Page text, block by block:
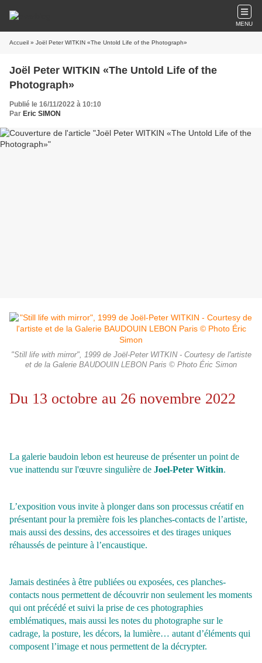
MENU
Accueil » Joël Peter WITKIN «The Untold Life of the Photograph»
Joël Peter WITKIN «The Untold Life of the
Photograph»
Publié le 16/11/2022 à 10:10
Par Eric SIMON
"Still life with mirror", 1999 de Joël-Peter WITKIN - Courtesy de l'artiste
et de la Galerie BAUDOUIN LEBON Paris © Photo Éric Simon
Du 13 octobre au 26 novembre 2022
La galerie baudoin lebon est heureuse de présenter un point de
vue inattendu sur l'œuvre singulière de Joel-Peter Witkin.
L’exposition vous invite à plonger dans son processus créatif en
présentant pour la première fois les planches-contacts de l’artiste,
mais aussi des dessins, des accessoires et des tirages uniques
réhaussés de peinture à l’encaustique.
Jamais destinées à être publiées ou exposées, ces planches-
contacts nous permettent de découvrir non seulement les moments
qui ont précédé et suivi la prise de ces photographies
emblématiques, mais aussi les notes du photographe sur le
cadrage, la posture, les décors, la lumière… autant d’éléments qui
composent l’image et nous permettent de la décrypter.